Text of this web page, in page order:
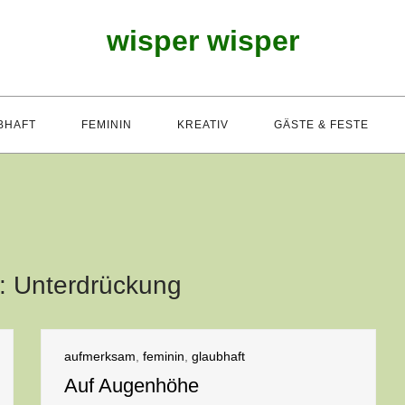
wisper wisper
FEMININ KREATIV GÄSTE & FESTE
Unterdrückung
aufmerksam feminin glaubhaft
Auf Augenhöhe